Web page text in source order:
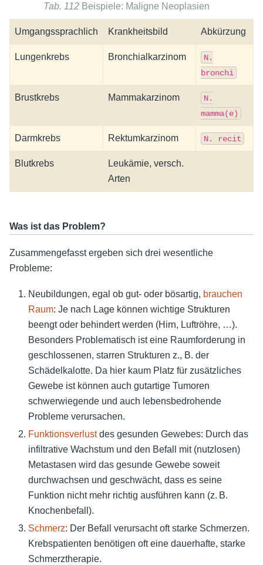
Tab. 112 Beispiele: Maligne Neoplasien
Umgangssprachlich Krankheitsbild Abkürzung
Lungenkrebs Bronchialkarzinom
N.
bronchi
Brustkrebs Mammakarzinom
N.
mamma(e)
Darmkrebs Rektumkarzinom N. recit
Blutkrebs
Leukämie, versch.
Arten
Was ist das Problem?
Zusammengefasst ergeben sich drei wesentliche
Probleme:
Neubildungen, egal ob gut- oder bösartig, brauchen
Raum: Je nach Lage können wichtige Strukturen
beengt oder behindert werden (Hirn, Luftröhre, …).
Besonders Problematisch ist eine Raumforderung in
geschlossenen, starren Strukturen z., B. der
Schädelkalotte. Da hier kaum Platz für zusätzliches
Gewebe ist können auch gutartige Tumoren
schwerwiegende und auch lebensbedrohende
Probleme verursachen.
Funktionsverlustdes gesunden Gewebes: Durch das
infiltrative Wachstum und den Befall mit (nutzlosen)
Metastasen wird das gesunde Gewebe soweit
durchwachsen und geschwächt, dass es seine
Funktion nicht mehr richtig ausführen kann (z. B.
Knochenbefall).
Schmerz: Der Befall verursacht oft starke Schmerzen.
Krebspatienten benötigen oft eine dauerhafte, starke
Schmerztherapie.